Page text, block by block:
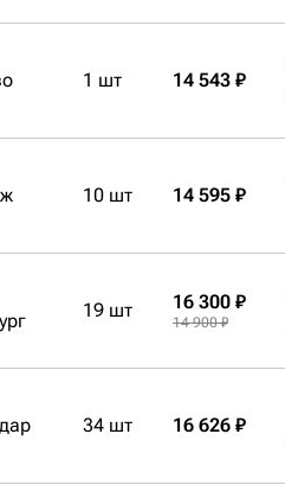
1 шт 14 543 ₽
10 шт 14 595 ₽
19 шт 16 300 ₽
14 900 ₽
34 шт 16 626 ₽